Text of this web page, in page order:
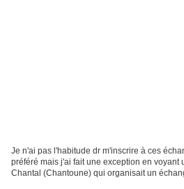
Je n'ai pas l'habitude dr m'inscrire à ces
préféré mais j'ai fait une exception en voyant
Chantal (Chantoune) qui organisait un